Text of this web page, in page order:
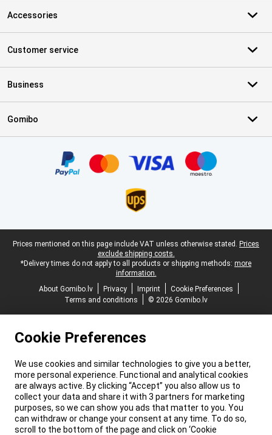
Accessories
Customer service
Business
Gomibo
Legal footer
Prices mentioned on this page include VAT unless otherwise stated. Prices
exclude shipping costs.
*Delivery times do not apply to all products or shipping methods: more
information.
About Gomibo.lv
Privacy Imprint
Cookie Preferences
Terms and conditions
© 2026 Gomibo.lv
Cookie Preferences
We use cookies and similar technologies to give you a better,
more personal experience. Functional and analytical cookies
are always active. By clicking “Accept” you also allow us to
collect your data and share it with 3 partners for marketing
purposes, so we can show you ads that matter to you. You
can withdraw or change your consent at any time. To do so,
scroll to the bottom of the page and click on ‘Cookie